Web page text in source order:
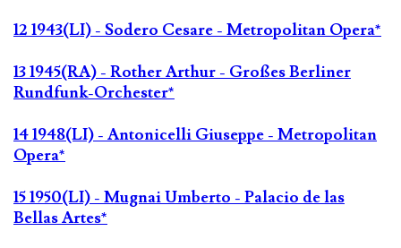
12 1943(LI) - Sodero Cesare - Metropolitan Opera*
13 1945(RA) - Rother Arthur - Großes Berliner
Rundfunk-Orchester*
14 1948(LI) - Antonicelli Giuseppe - Metropolitan
Opera*
15 1950(LI) - Mugnai Umberto - Palacio de las
Bellas Artes*